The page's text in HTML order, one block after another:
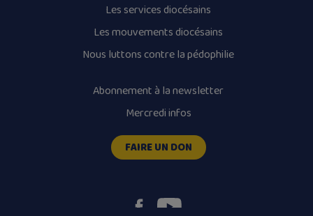
Les services diocésains
Les mouvements diocésains
Nous luttons contre la pédophilie
Abonnement à la newsletter
Mercredi infos
FAIRE UN DON